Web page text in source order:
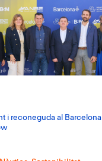
i reconeguda al Barcelona